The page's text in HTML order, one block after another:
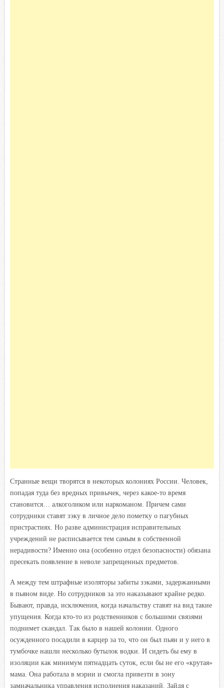
Странные вещи творятся в некоторых колониях России. Человек,
попадая туда без вредных привычек, через какое-то время
становится… алкоголиком или наркоманом. Причем сами
сотрудники ставят зэку в личное дело пометку о пагубных
пристрастиях. Но разве администрация исправительных
учреждений не расписывается тем самым в собственной
нерадивости? Именно она (особенно отдел безопасности) обязана
пресекать появление в неволе запрещенных предметов.
А между тем штрафные изоляторы забиты зэками, задержанными
в пьяном виде. Но сотрудников за это наказывают крайне редко.
Бывают, правда, исключения, когда начальству ставят на вид такие
упущения. Когда кто-то из родственников с большими связями
поднимет скандал. Так было в нашей колонии. Одного
осужденного посадили в карцер за то, что он был пьян и у него в
тумбочке нашли несколько бутылок водки. И сидеть бы ему в
изоляции как минимум пятнадцать суток, если бы не его «крутая»
мама. Она работала в мэрии и смогла привезти в зону
замначальника управления исполнения наказаний. Зайдя с